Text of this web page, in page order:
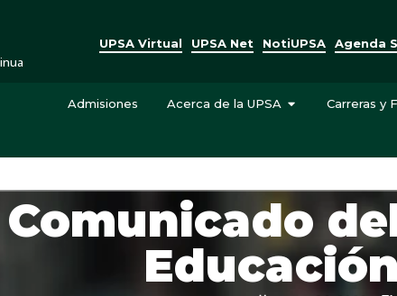
UPSA Virtual UPSA Net NotiUPSA Agenda
Admisiones Acerca de la UPSA Carreras y
Comunicado